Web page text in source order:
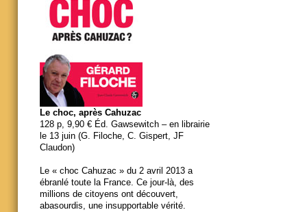
Le choc, après Cahuzac
128 p, 9,90 € Éd. Gawsewitch – en librairie
le 13 juin (G. Filoche, C. Gispert, JF
Claudon)
Le « choc Cahuzac » du 2 avril 2013 a
ébranlé toute la France. Ce jour-là, des
millions de citoyens ont découvert,
abasourdis, une insupportable vérité.